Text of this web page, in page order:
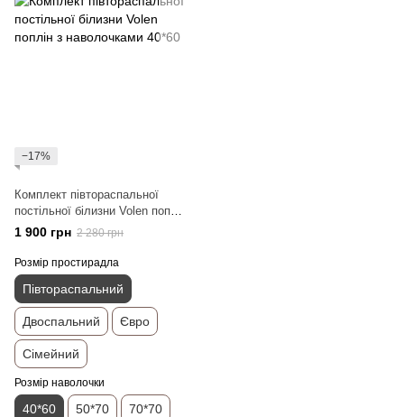
−17%
Комплект півтораспальної
постільної білизни Volen поплін
з наволочками 40*60
1 900 грн 2 280 грн
Розмір простирадла
Півтораспальний
Двоспальний Євро
Сімейний
Розмір наволочки
40*60 50*70 70*70